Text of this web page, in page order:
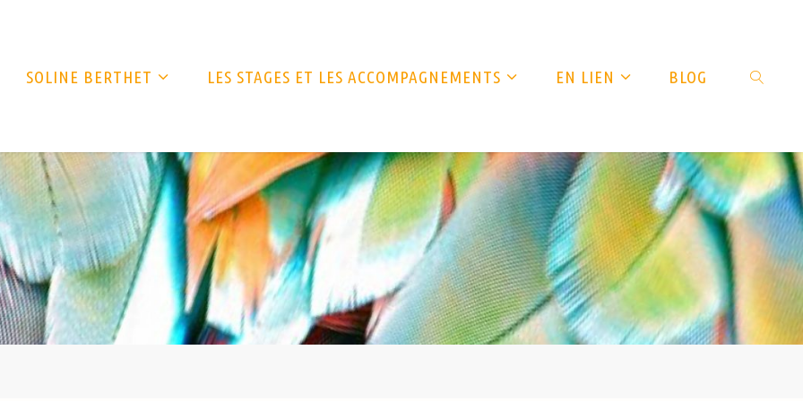
SOLINE BERTHET LES STAGES ET LES ACCOMPAGNEMENTS EN LIEN BLOG
SEARCH